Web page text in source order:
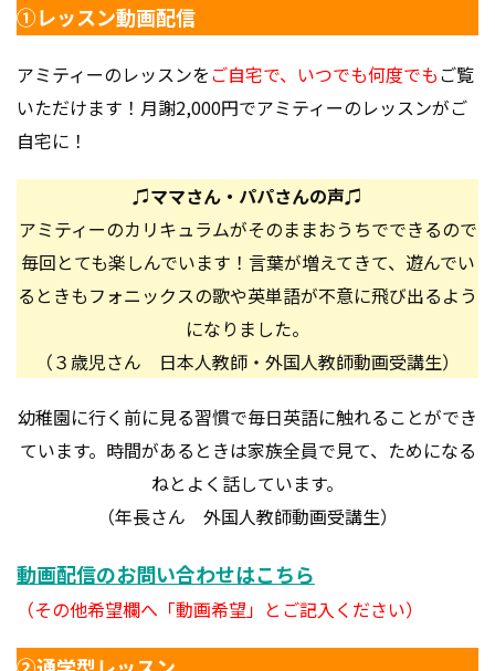
①レッスン動画配信
アミティーのレッスンをご自宅で、いつでも何度でもご覧
いただけます！月謝2,000円でアミティーのレッスンがご
自宅に！
♫ママさん・パパさんの声♫
アミティーのカリキュラムがそのままおうちでできるので
毎回とても楽しんでいます！言葉が増えてきて、遊んでい
るときもフォニックスの歌や英単語が不意に飛び出るよう
になりました。
（３歳児さん 日本人教師・外国人教師動画受講生）
幼稚園に行く前に見る習慣で毎日英語に触れることができ
ています。時間があるときは家族全員で見て、ためになる
ねとよく話しています。
（年長さん 外国人教師動画受講生）
動画配信のお問い合わせはこちら
（その他希望欄へ「動画希望」とご記入ください）